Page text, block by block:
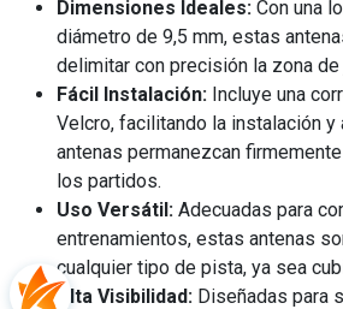
Dimensiones Ideales: Con una
diámetro de 9,5 mm, estas
delimitar con precisión la zona de
Fácil Instalación: Incluye una
Velcro, facilitando la instalación y
antenas permanezcan
los partidos.
Uso Versátil: Adecuadas para
entrenamientos, estas antenas
cualquier tipo de pista, ya sea
Alta Visibilidad: Diseñadas para